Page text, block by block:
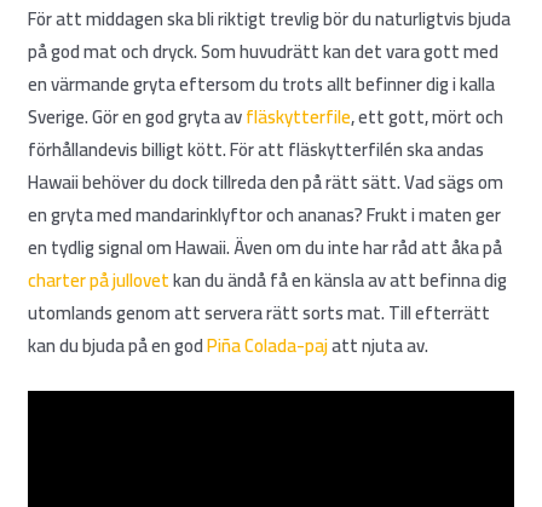
För att middagen ska bli riktigt trevlig bör du naturligtvis bjuda
på god mat och dryck. Som huvudrätt kan det vara gott med
en värmande gryta eftersom du trots allt befinner dig i kalla
Sverige. Gör en god gryta avfläskytterfile, ett gott, mört och
förhållandevis billigt kött. För att fläskytterfilén ska andas
Hawaii behöver du dock tillreda den på rätt sätt. Vad sägs om
en gryta med mandarinklyftor och ananas? Frukt i maten ger
en tydlig signal om Hawaii. Även om du inte har råd att åka på
charter på jullovetkan du ändå få en känsla av att befinna dig
utomlands genom att servera rätt sorts mat. Till efterrätt
kan du bjuda på en godPiña Colada-pajatt njuta av.